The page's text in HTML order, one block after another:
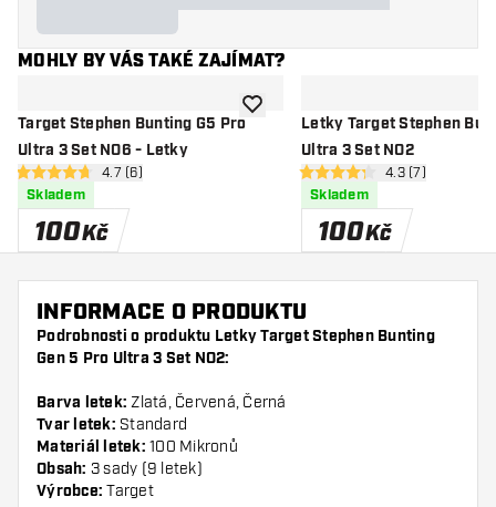
MOHLY BY VÁS TAKÉ ZAJÍMAT?
Target Stephen Bunting G5 Pro
Ultra 3 Set NO6 - Letky
otevřít panel recenzí
4.7 hodnoticí hvězdičky
4.7 (6)
Skladem
100Kč
Přidat do seznamu přání
Letky Target Stephen
Ultra 3 Set NO2
otevřít panel
4.3 hodnoticí hvězdičky
4.3 (7)
Skladem
100Kč
INFORMACE O PRODUKTU
Podrobnosti o produktu Letky Target Stephen Bunting
Gen 5 Pro Ultra 3 Set NO2:
Barva letek: Zlatá, Červená, Černá
Tvar letek: Standard
Materiál letek: 100 Mikronů
Obsah: 3 sady (9 letek)
Výrobce: Target